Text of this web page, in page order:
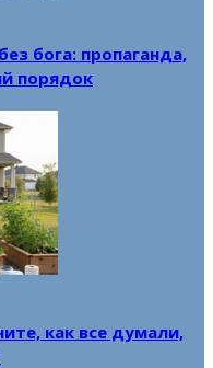
бога: пропаганда,
порядок
как все думали,